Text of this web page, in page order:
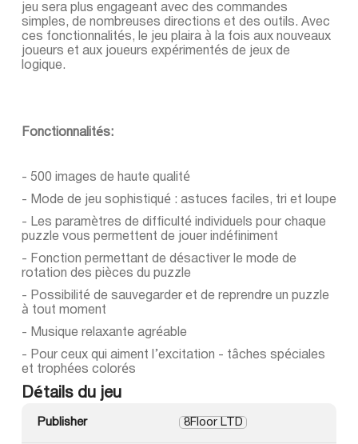
jeu sera plus engageant avec des commandes
simples, de nombreuses directions et des outils. Avec
ces fonctionnalités, le jeu plaira à la fois aux nouveaux
joueurs et aux joueurs expérimentés de jeux de
logique.
Fonctionnalités:
- 500 images de haute qualité
- Mode de jeu sophistiqué : astuces faciles, tri et loupe
- Les paramètres de difficulté individuels pour chaque
puzzle vous permettent de jouer indéfiniment
- Fonction permettant de désactiver le mode de
rotation des pièces du puzzle
- Possibilité de sauvegarder et de reprendre un puzzle
à tout moment
- Musique relaxante agréable
- Pour ceux qui aiment l’excitation - tâches spéciales
et trophées colorés
Détails du jeu
Publisher 8Floor LTD